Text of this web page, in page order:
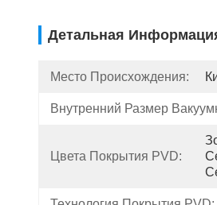
Детальная
Место Происхождения:
Внутренний Размер
Цвета Покрытия PVD: